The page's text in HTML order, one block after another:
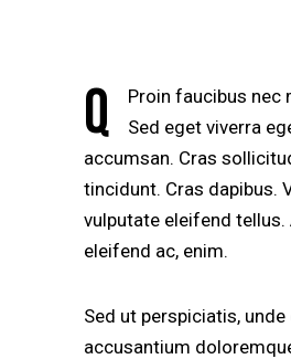
Q
Proin faucibus nec
Sed eget viverra
accumsan. Cras
tincidunt. Cras dapibus.
vulputate eleifend
eleifend ac, enim.
Sed ut perspiciatis,
accusantium